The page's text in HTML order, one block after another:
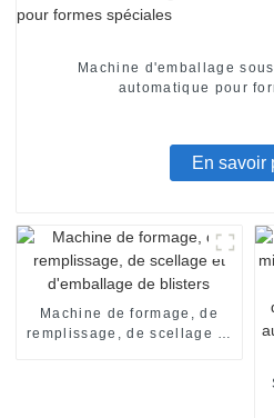
Machine d'emballage
automatique pour
En savoir
Machine de formage, de
remplissage, de scellage et